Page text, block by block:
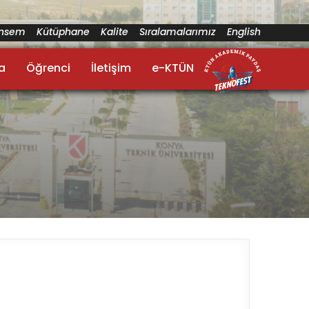
Kütüphane Kalite Sıralamalarımız English
Öğrenci İletişim e-KTÜN